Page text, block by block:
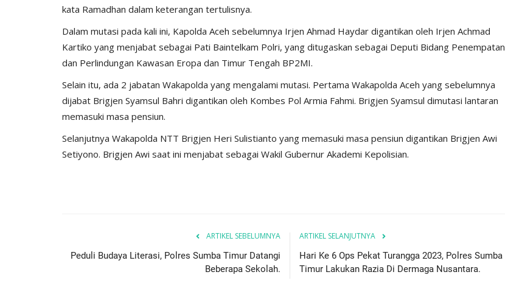
kata Ramadhan dalam keterangan tertulisnya.
Dalam mutasi pada kali ini, Kapolda Aceh sebelumnya Irjen Ahmad Haydar digantikan oleh Irjen Achmad
Kartiko yang menjabat sebagai Pati Baintelkam Polri, yang ditugaskan sebagai Deputi Bidang Penempatan
dan Perlindungan Kawasan Eropa dan Timur Tengah BP2MI.
Selain itu, ada 2 jabatan Wakapolda yang mengalami mutasi. Pertama Wakapolda Aceh yang sebelumnya
dijabat Brigjen Syamsul Bahri digantikan oleh Kombes Pol Armia Fahmi. Brigjen Syamsul dimutasi lantaran
memasuki masa pensiun.
Selanjutnya Wakapolda NTT Brigjen Heri Sulistianto yang memasuki masa pensiun digantikan Brigjen Awi
Setiyono. Brigjen Awi saat ini menjabat sebagai Wakil Gubernur Akademi Kepolisian.
ARTIKEL SEBELUMNYA
Peduli Budaya Literasi, Polres Sumba Timur Datangi
Beberapa Sekolah.
ARTIKEL SELANJUTNYA
Hari Ke 6 Ops Pekat Turangga 2023, Polres Sumba
Timur Lakukan Razia Di Dermaga Nusantara.
Polres Sumba Timur Terus Dukung
Ketahanan Pangan Melalui...
Humas Polres Sumba Timur
Jelang Hut Polwan Ke 68, Kapolres
Sumba Timur Beri Arahan...